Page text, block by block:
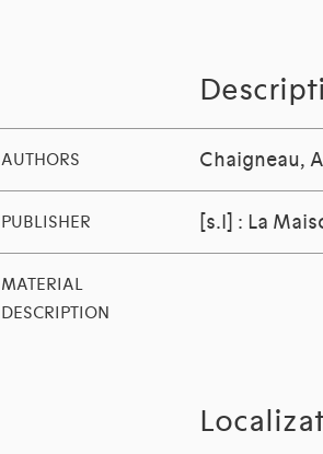
AUTHORS Chaigneau,
PUBLISHER [s.l] : La
MATERIAL
DESCRIPTION